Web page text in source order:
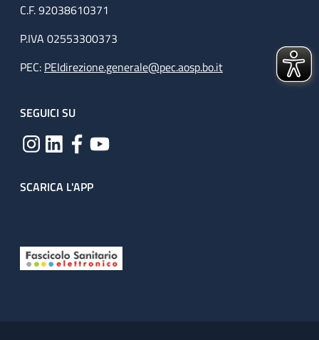
C.F. 92038610371
P.IVA 02553300373
PEC: PEIdirezione.generale@pec.aosp.bo.it
SEGUICI SU
SCARICA L'APP